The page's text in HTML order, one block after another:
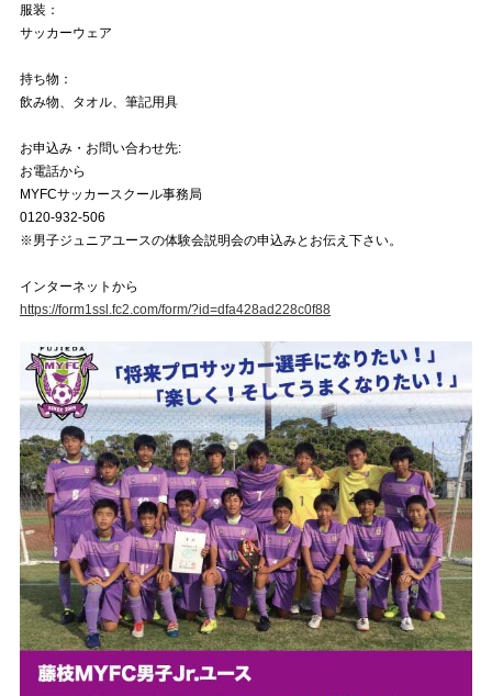
服装：
サッカーウェア
持ち物：
飲み物、タオル、筆記用具
お申込み・お問い合わせ先:
お電話から
MYFCサッカースクール事務局
0120-932-506
※男子ジュニアユースの体験会説明会の申込みとお伝え下さい。
インターネットから
https://form1ssl.fc2.com/form/?id=dfa428ad228c0f88